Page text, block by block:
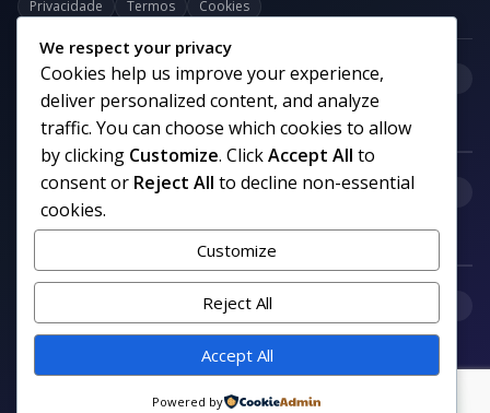
Privacidade Termos Cookies
Categorias
Links uteis
Siga nosso canal no WhatsApp
We respect your privacy
Cookies help us improve your experience,
deliver personalized content, and analyze
traffic. You can choose which cookies to allow
by clicking Customize. ClickAccept All to
consent or Reject All to decline non-essential
cookies.
Customize
Reject All
Accept All
Powered by